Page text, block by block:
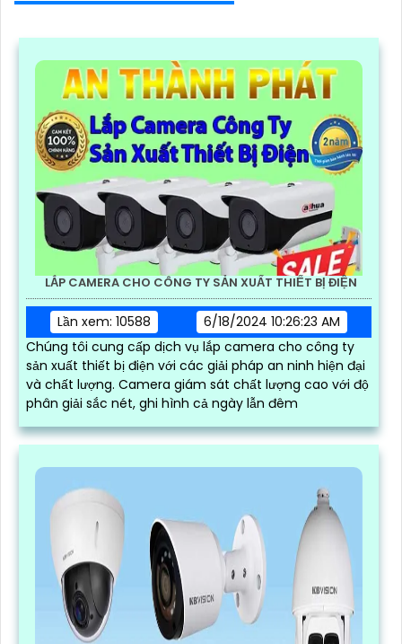
LẮP CAMERA CHO CÔNG TY SẢN XUẤT THIẾT BỊ ĐIỆN
Lần xem: 10588
6/18/2024 10:26:23 AM
Chúng tôi cung cấp dịch vụ lắp camera cho công ty
sản xuất thiết bị điện với các giải pháp an ninh hiện đại
và chất lượng. Camera giám sát chất lượng cao với độ
phân giải sắc nét, ghi hình cả ngày lẫn đêm